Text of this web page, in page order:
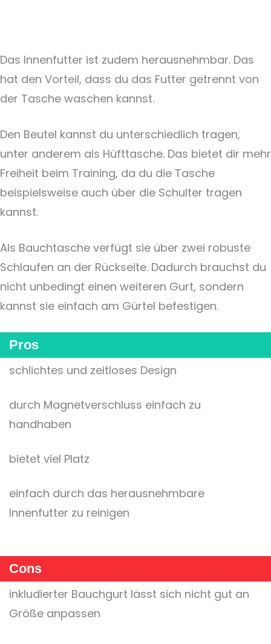
Das Innenfutter ist zudem herausnehmbar. Das
hat den Vorteil, dass du das Futter getrennt von
der Tasche waschen kannst.
Den Beutel kannst du unterschiedlich tragen,
unter anderem als Hüfttasche. Das bietet dir mehr
Freiheit beim Training, da du die Tasche
beispielsweise auch über die Schulter tragen
kannst.
Als Bauchtasche verfügt sie über zwei robuste
Schlaufen an der Rückseite. Dadurch brauchst du
nicht unbedingt einen weiteren Gurt, sondern
kannst sie einfach am Gürtel befestigen.
Pros
schlichtes und zeitloses Design
durch Magnetverschluss einfach zu
handhaben
bietet viel Platz
einfach durch das herausnehmbare
Innenfutter zu reinigen
Cons
inkludierter Bauchgurt lässt sich nicht gut an
Größe anpassen